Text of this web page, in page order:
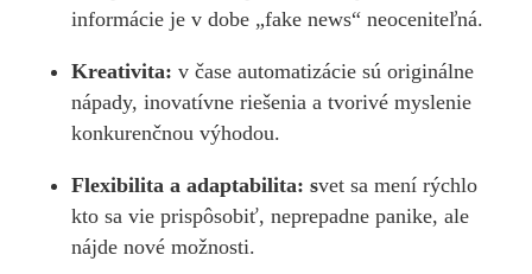
informácie je v dobe „fake news“ neoceniteľná.
Kreativita:v čase automatizácie sú originálne
nápady, inovatívne riešenia a tvorivé myslenie
konkurenčnou výhodou.
Flexibilita a adaptabilita: svet sa mení rýchlo
kto sa vie prispôsobiť, neprepadne panike, ale
nájde nové možnosti.